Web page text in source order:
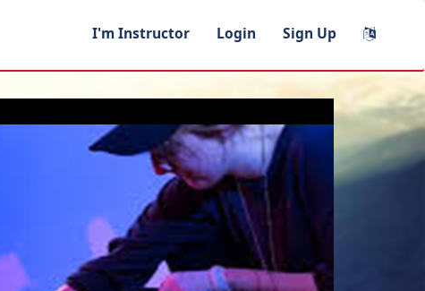
I'm Instructor Login Sign Up